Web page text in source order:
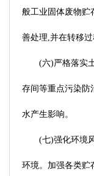
般工业固体废物贮
善处理,并在转移
(六)严格落实
存间等重点污染防
水产生影响。
(七)强化环境
环境。加强各类贮